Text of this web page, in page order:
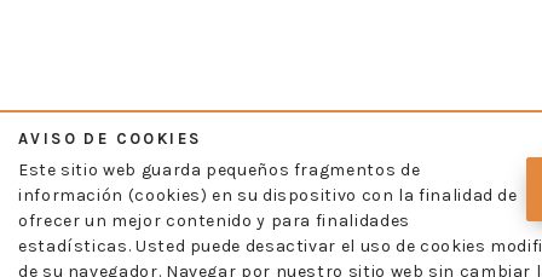
AVISO DE COOKIES
Este sitio web guarda pequeños fragmentos de
información (cookies) en su dispositivo con la finalidad de
ofrecer un mejor contenido y para finalidades
estadísticas. Usted puede desactivar el uso de cookies
de su navegador. Navegar por nuestro sitio web sin cambiar